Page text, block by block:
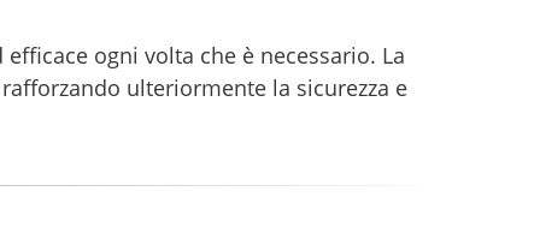
ogni volta che è necessario. La
ulteriormente la sicurezza e